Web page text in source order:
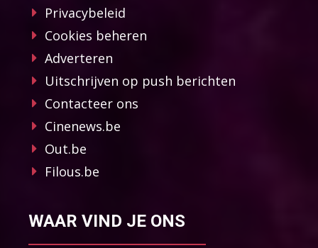
Privacybeleid
Cookies beheren
Adverteren
Uitschrijven op push berichten
Contacteer ons
Cinenews.be
Out.be
Filous.be
WAAR VIND JE ONS